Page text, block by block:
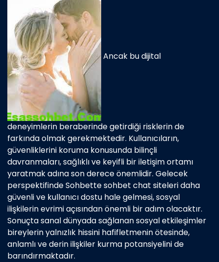
Ancak bu dijital
deneyimlerin beraberinde getirdiği risklerin de
farkında olmak gerekmektedir. Kullanıcıların,
güvenliklerini koruma konusunda bilinçli
davranmaları, sağlıklı ve keyifli bir iletişim ortamı
yaratmak adına son derece önemlidir. Gelecek
perspektifinde Sohbette sohbet chat siteleri daha
güvenli ve kullanıcı dostu hale gelmesi, sosyal
ilişkilerin evrimi açısından önemli bir adım olacaktır.
Sonuçta sanal dünyada sağlanan sosyal etkileşimler
bireylerin yalnızlık hissini hafifletmenin ötesinde,
anlamlı ve derin ilişkiler kurma potansiyelini de
barındırmaktadır.